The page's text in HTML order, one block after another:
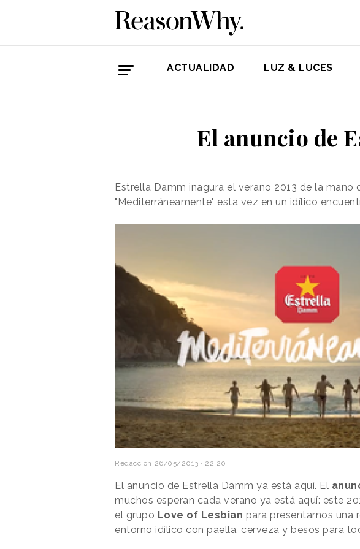
ACTUALIDAD LUZ & LUCES
El anuncio de
Estrella Damm inagura el verano 2013 de la
"Mediterráneamente" esta vez en un idílico
Redacción 26/05/2013 · 22:20
El anuncio de Estrella Damm ya está aquí. El
muchos esperan cada verano ya está aquí: este
el grupo Love of Lesbian para presentarnos una
entorno idílico con paella, cerveza y besos para